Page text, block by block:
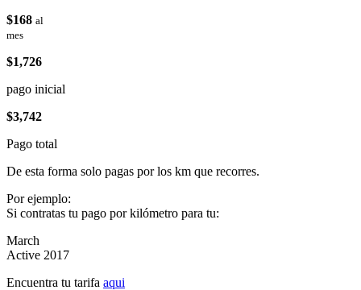
$168 al
mes
$1,726
pago inicial
$3,742
Pago total
De esta forma solo pagas por los km que recorres.
Por ejemplo:
Si contratas tu pago por kilómetro para tu:
March
Active 2017
Encuentra tu tarifa aqui